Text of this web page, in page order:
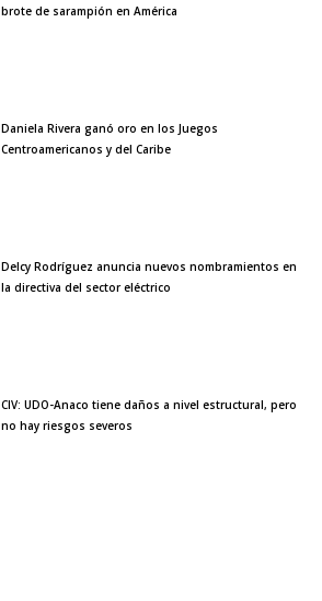
brote de sarampión en América
Daniela Rivera ganó oro en los Juegos
Centroamericanos y del Caribe
Delcy Rodríguez anuncia nuevos nombramientos en
la directiva del sector eléctrico
CIV: UDO-Anaco tiene daños a nivel estructural, pero
no hay riesgos severos